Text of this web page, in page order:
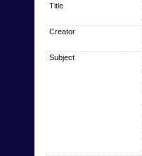
Title
Creator
Subject